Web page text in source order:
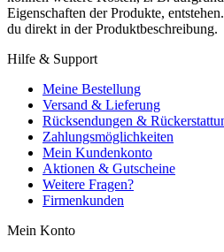
Eigenschaften der Produkte,
du direkt in der Produktbeschreibung.
Hilfe & Support
Meine Bestellung
Versand & Lieferung
Rücksendungen &
Zahlungsmöglichkeiten
Mein Kundenkonto
Aktionen & Gutscheine
Weitere Fragen?
Firmenkunden
Mein Konto